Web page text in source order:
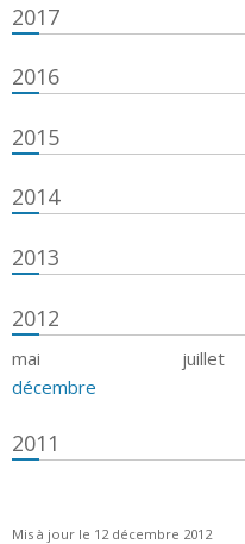
2017
2016
2015
2014
2013
2012
mai juillet
décembre
2011
Mis à jour le 12 décembre 2012